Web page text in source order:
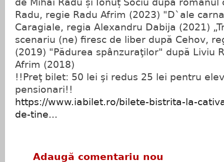
de Mihai Radu și Ionuț Sociu după romanul
Radu, regie Radu Afrim (2023) "D`ale
Caragiale, regia Alexandru Dabija (2021)
scenariu (ne) firesc de liber după Cehov,
(2019) "Pădurea spânzuraţilor" după Liviu
Afrim (2018)
!!Preţ bilet: 50 lei şi redus 25 lei pentru
pensionari!!
https://www.iabilet.ro/bilete-bistrita-la-
de-tine...
Adaugă comentariu nou